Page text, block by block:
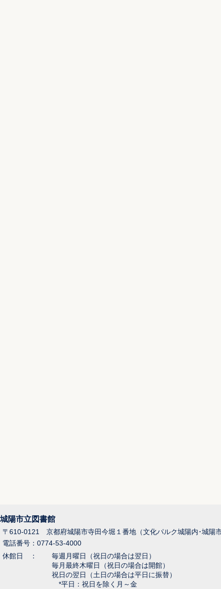
城陽市立図書館
〒610-0121 京都府城陽市寺田今堀１番地（文化パルク城陽内･城陽
電話番号：0774-53-4000
休館日 ：
毎週月曜日（祝日の場合は翌日）
毎月最終木曜日（祝日の場合は開館）
祝日の翌日（土日の場合は平日に振替）
*平日：祝日を除く月～金